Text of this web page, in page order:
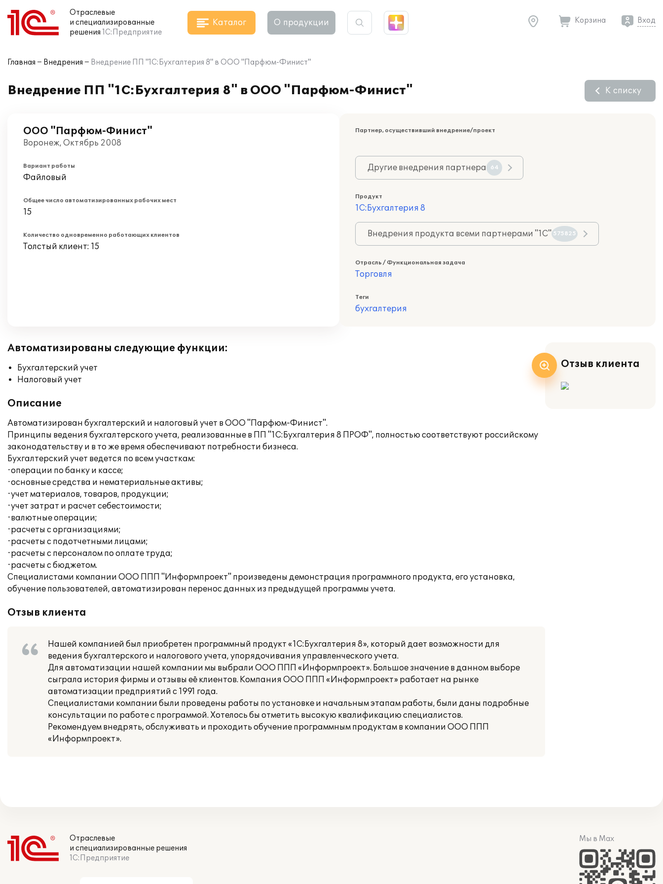
Отраслевые
и специализированные
решения 1С:Предприятие
Каталог О продукции Корзина Вход
Главная Внедрения Внедрение ПП "1С:Бухгалтерия 8" в ООО "Парфюм-Финист"
Внедрение ПП "1С:Бухгалтерия 8" в ООО "Парфюм-Финист" К списку
ООО "Парфюм-Финист"
Воронеж, Октябрь 2008
Вариант работы
Файловый
Общее число автоматизированных рабочих мест
15
Количество одновременно работающих клиентов
Толстый клиент: 15
Партнер, осуществивший внедрение/проект
Другие внедрения партнера 64
Продукт
1С:Бухгалтерия 8
Внедрения продукта всеми партнерами "1С" 575825
Отрасль / Функциональная задача
Торговля
Теги
бухгалтерия
Автоматизированы следующие функции:
Бухгалтерский учет
Налоговый учет
Описание
Автоматизирован бухгалтерский и налоговый учет в ООО "Парфюм-Финист".
Принципы ведения бухгалтерского учета, реализованные в ПП "1С:Бухгалтерия 8 ПРОФ", полностью соответствуют российскому
законодательству и в то же время обеспечивают потребности бизнеса.
Бухгалтерский учет ведется по всем участкам:
·операции по банку и кассе;
·основные средства и нематериальные активы;
·учет материалов, товаров, продукции;
·учет затрат и расчет себестоимости;
·валютные операции;
·расчеты с организациями;
·расчеты с подотчетными лицами;
·расчеты с персоналом по оплате труда;
·расчеты с бюджетом.
Специалистами компании ООО ППП "Информпроект" произведены демонстрация программного продукта, его установка,
обучение пользователей, автоматизирован перенос данных из предыдущей программы учета.
Отзыв клиента
Нашей компанией был приобретен программный продукт «1С:Бухгалтерия 8», который дает возможности для
ведения бухгалтерского и налогового учета, упорядочивания управленческого учета.
Для автоматизации нашей компании мы выбрали ООО ППП «Информпроект». Большое значение в данном выборе
сыграла история фирмы и отзывы её клиентов. Компания ООО ППП «Информпроект» работает на рынке
автоматизации предприятий с 1991 года.
Специалистами компании были проведены работы по установке и начальным этапам работы, были даны подробные
консультации по работе с программой. Хотелось бы отметить высокую квалификацию специалистов.
Рекомендуем внедрять, обслуживать и проходить обучение программным продуктам в компании ООО ППП
«Информпроект».
Отзыв клиента
Отраслевые
и специализированные решения
1С:Предприятие
Мы в Max